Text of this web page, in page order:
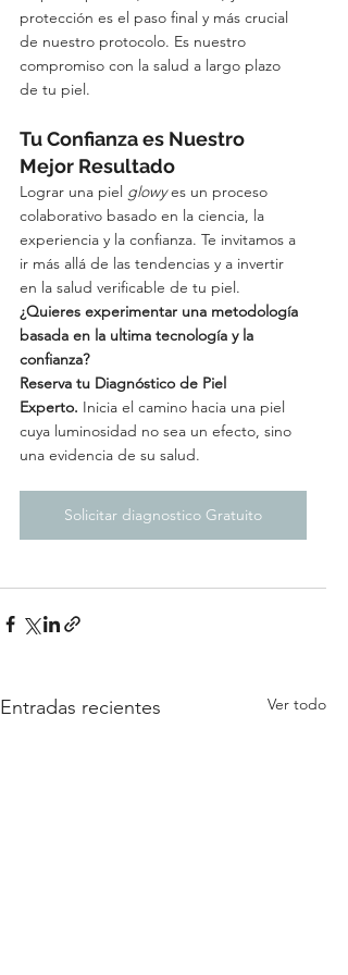
protección es el paso final y más crucial
de nuestro protocolo. Es nuestro
compromiso con la salud a largo plazo
de tu piel.
Tu Confianza es Nuestro
Mejor Resultado
Lograr una piel glowy es un proceso
colaborativo basado en la ciencia, la
experiencia y la confianza. Te invitamos a
ir más allá de las tendencias y a invertir
en la salud verificable de tu piel.
¿Quieres experimentar una metodología
basada en la ultima tecnología y la
confianza?
Reserva tu Diagnóstico de Piel
Experto. Inicia el camino hacia una piel
cuya luminosidad no sea un efecto, sino
una evidencia de su salud.
Solicitar diagnostico Gratuito
Entradas recientes Ver todo